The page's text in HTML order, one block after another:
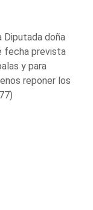
doña
fecha prevista
y para
reponer los